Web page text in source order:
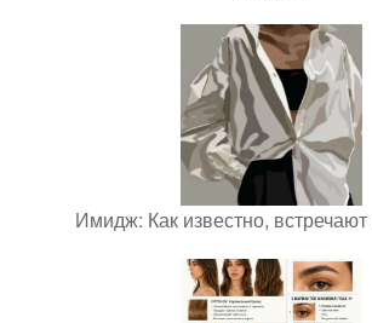
Имидж: Как известно,